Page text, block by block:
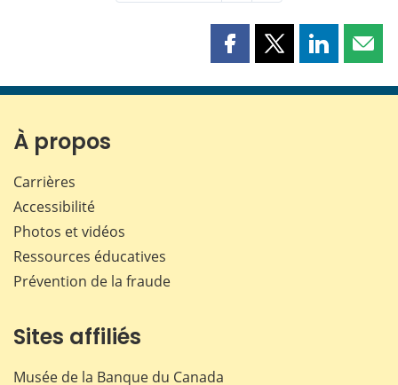
Partager
page
Partager
page
Partager
page page
À propos
Carrières
Accessibilité
Photos et vidéos
Ressources éducatives
Prévention de la fraude
Sites affiliés
Musée de la Banque du Canada